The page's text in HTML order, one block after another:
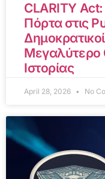
CLARITY
Πόρτα στις
Μεγαλύτερο
Ιστορίας
April 28, 2026 No